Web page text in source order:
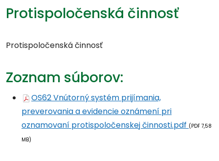
Protispoločenská činnosť
Protispoločenská činnosť
Zoznam súborov:
OS62 Vnútorný systém prijímania,
preverovania a evidencie oznámení pri
oznamovaní protispoločenskej činnosti.pdf (PDF 7,58
MB)